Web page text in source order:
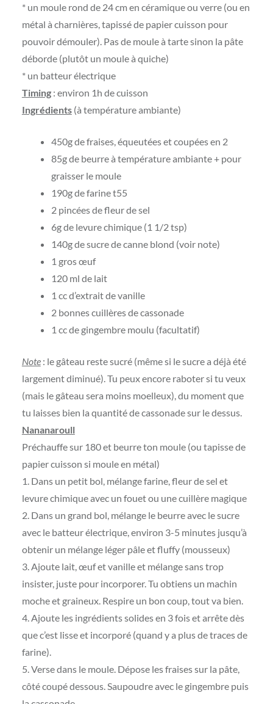
* un moule rond de 24 cm en céramique ou verre (ou en
métal à charnières, tapissé de papier cuisson pour
pouvoir démouler). Pas de moule à tarte sinon la pâte
déborde (plutôt un moule à quiche)
* un batteur électrique
Timing: environ 1h de cuisson
Ingrédients(à température ambiante)
450g de fraises, équeutées et coupées en 2
85g de beurre à température ambiante + pour
graisser le moule
190g de farine t55
2 pincées de fleur de sel
6g de levure chimique (1 1/2 tsp)
140g de sucre de canne blond (voir note)
1 gros œuf
120 ml de lait
1 cc d’extrait de vanille
2 bonnes cuillères de cassonade
1 cc de gingembre moulu (facultatif)
Note: le gâteau reste sucré (même si le sucre a déjà été
largement diminué). Tu peux encore raboter si tu veux
(mais le gâteau sera moins moelleux), du moment que
tu laisses bien la quantité de cassonade sur le dessus.
Nananaroull
Préchauffe sur 180 et beurre ton moule (ou tapisse de
papier cuisson si moule en métal)
1. Dans un petit bol, mélange farine, fleur de sel et
levure chimique avec un fouet ou une cuillère magique
2. Dans un grand bol, mélange le beurre avec le sucre
avec le batteur électrique, environ 3-5 minutes jusqu’à
obtenir un mélange léger pâle et fluffy (mousseux)
3. Ajoute lait, œuf et vanille et mélange sans trop
insister, juste pour incorporer. Tu obtiens un machin
moche et graineux. Respire un bon coup, tout va bien.
4. Ajoute les ingrédients solides en 3 fois et arrête dès
que c’est lisse et incorporé (quand y a plus de traces de
farine).
5. Verse dans le moule. Dépose les fraises sur la pâte,
côté coupé dessous. Saupoudre avec le gingembre puis